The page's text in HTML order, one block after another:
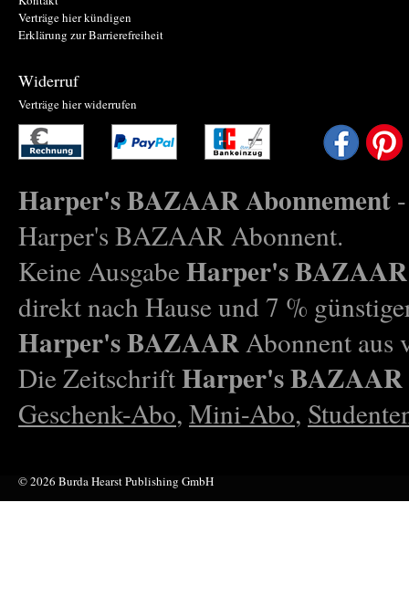
Verträge hier kündigen
Erklärung zur Barrierefreiheit
Widerruf
Verträge hier widerrufen
Harper's BAZAAR Abonnement
Harper's BAZAAR Abonnent.
Keine AusgabeHarper's BAZAAR
direkt nach Hause und 7 %
Harper's BAZAARAbonnent aus
Die ZeitschriftHarper's BAZAAR
Geschenk-Abo, Mini-Abo,
© 2026 Burda Hearst Publishing GmbH